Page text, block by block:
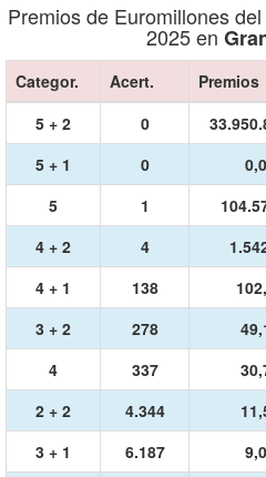
Premios de Euromillones
2025 en
Categor. Acert. Premios
5 + 2
0
5 + 1
0
5
1
4 + 2
4
4 + 1
138
3 + 2
278
4
337
2 + 2
4.344
3 + 1
6.187